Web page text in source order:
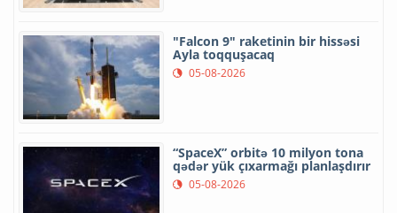
"Falcon 9" raketinin bir hissəsi
Ayla toqquşacaq
05-08-2026
“SpaceX” orbitə 10 milyon tona
qədər yük çıxarmağı planlaşdırır
05-08-2026